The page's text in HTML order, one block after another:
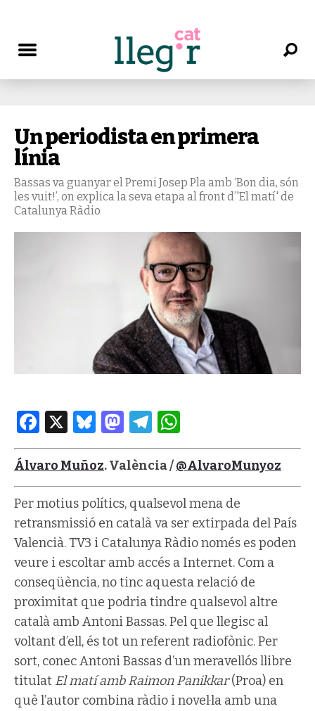
Un periodista en primera
línia
Bassas va guanyar el Premi Josep Pla amb ‘Bon dia, són
les vuit!’, on explica la seva etapa al front d’'El matí' de
Catalunya Ràdio
Facebook
X Bluesky
Mastodon
Telegram
Álvaro Muñoz. València /@AlvaroMunyoz
Per motius polítics, qualsevol mena de
retransmissió en català va ser extirpada del País
Valencià. TV3 i Catalunya Ràdio només es poden
veure i escoltar amb accés a Internet. Com a
conseqüència, no tinc aquesta relació de
proximitat que podria tindre qualsevol altre
català amb Antoni Bassas. Pel que llegisc al
voltant d’ell, és tot un referent radiofònic. Per
sort, conec Antoni Bassas d’un meravellós llibre
titulat El matí amb Raimon Panikkar(Proa) en
què l’autor combina ràdio i novel·la amb una